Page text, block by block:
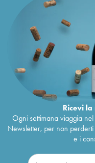
Ricevi
Ogni settimana viaggia
Newsletter, per non
e i